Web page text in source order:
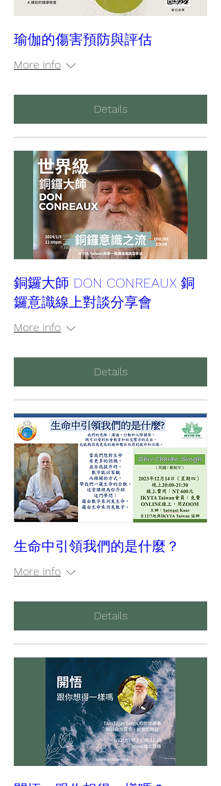
瑜伽的傷害預防與評估
More info
Details
銅鑼大師 DON CONREAUX 銅
鑼意識線上對談分享會
More info
Details
生命中引領我們的是什麼？
More info
Details